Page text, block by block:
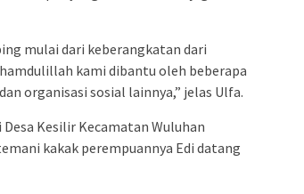
mulai dari keberangkatan dari
kami dibantu oleh beberapa
organisasi sosial lainnya,” jelas Ulfa.
Kesilir Kecamatan Wuluhan
kakak perempuannya Edi datang